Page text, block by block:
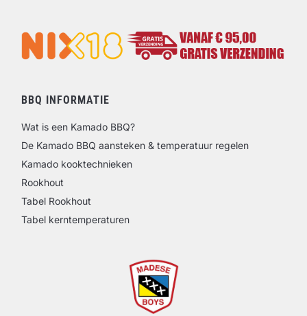
BBQ INFORMATIE
Wat is een Kamado BBQ?
De Kamado BBQ aansteken & temperatuur regelen
Kamado kooktechnieken
Rookhout
Tabel Rookhout
Tabel kerntemperaturen